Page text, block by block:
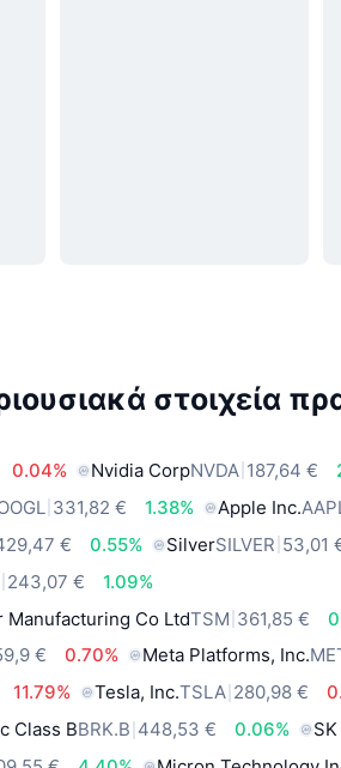
στοιχεία
0.04% Nvidia CorpNVDA 187,64 €
331,82 € 1.38% Apple Inc.
€ 0.55% SilverSILVER 53,01
243,07 €
1.09%
Co LtdTSM 361,85 €
€ 0.70% Meta Platforms, Inc.
11.79% Tesla, Inc.TSLA 280,98 €
Class BBRK.B 448,53 € 0.06%